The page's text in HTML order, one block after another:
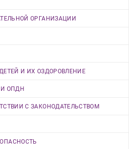
ОРГАНИЗАЦИИ
И ИХ ОЗДОРОВЛЕНИЕ
ОПДН
С ЗАКОНОДАТЕЛЬСТВОМ